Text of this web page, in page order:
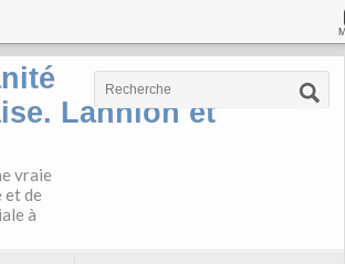
Lannion et
vraie
et de
à